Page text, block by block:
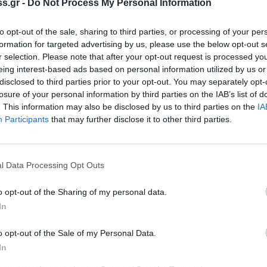
- Do Not Process My Personal Information
opt-out of the sale, sharing to third parties, or processing of your
for targeted advertising by us, please use the below opt-out
selection. Please note that after your opt-out request is processed
interest-based ads based on personal information utilized by us
to third parties prior to your opt-out. You may separately
of your personal information by third parties on the IAB’s list of
This information may also be disclosed by us to third parties on the
Participants that may further disclose it to other third parties.
Data Processing Opt Outs
opt-out of the Sharing of my personal data.
opt-out of the Sale of my Personal Data.
(αγροτικό ρεύμα και πετρέλαιο) και μια
έξοδο από την οικονομική κρίση και
πόδια της, πρέπει να καταστραφεί!
που λίγους μήνες πριν δεν ήταν σε
ρύθμισης για την συνταγογράφηση των
το ποιος θα είναι αυτός που θα
τα λόγια τα μεγάλα περί ανάπτυξης από
την τιμημένη αγροτιά και τι
ΠΑΣΟΚ που πίστεψαν πως στόχος της
όχι το ξεπούλημα της στα ξένα